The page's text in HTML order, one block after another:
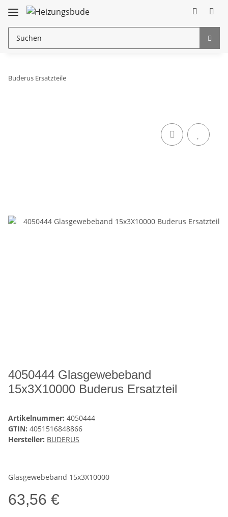
Buderus Ersatzteile
4050444 Glasgewebeband
15x3X10000 Buderus Ersatzteil
Artikelnummer: 4050444
GTIN: 4051516848866
Hersteller: BUDERUS
Glasgewebeband 15x3X10000
63,56 €